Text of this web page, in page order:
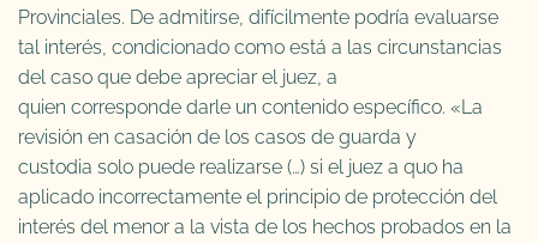
Provinciales. De admitirse, difícilmente podría evaluarse
tal interés, condicionado como está a las circunstancias
del caso que debe apreciar el juez, a
quien corresponde darle un contenido específico. «La
revisión en casación de los casos de guarda y
custodia solo puede realizarse (…) si el juez a quo ha
aplicado incorrectamente el principio de protección del
interés del menor a la vista de los hechos probados en la